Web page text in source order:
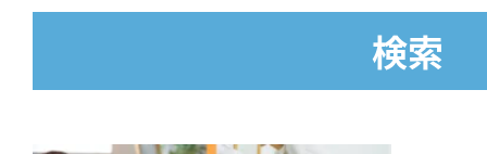
NEWS & COLUMN
検索